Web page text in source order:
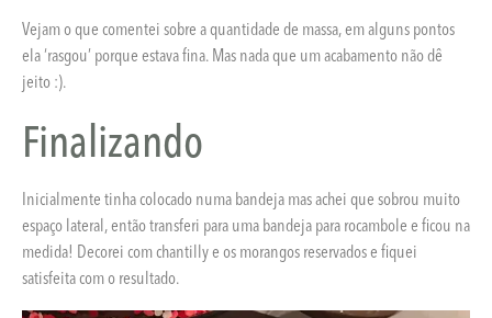
Vejam o que comentei sobre a quantidade de massa, em alguns pontos
ela ‘rasgou’ porque estava fina. Mas nada que um acabamento não dê
jeito :).
Finalizando
Inicialmente tinha colocado numa bandeja mas achei que sobrou muito
espaço lateral, então transferi para uma bandeja para rocambole e ficou na
medida! Decorei com chantilly e os morangos reservados e fiquei
satisfeita com o resultado.